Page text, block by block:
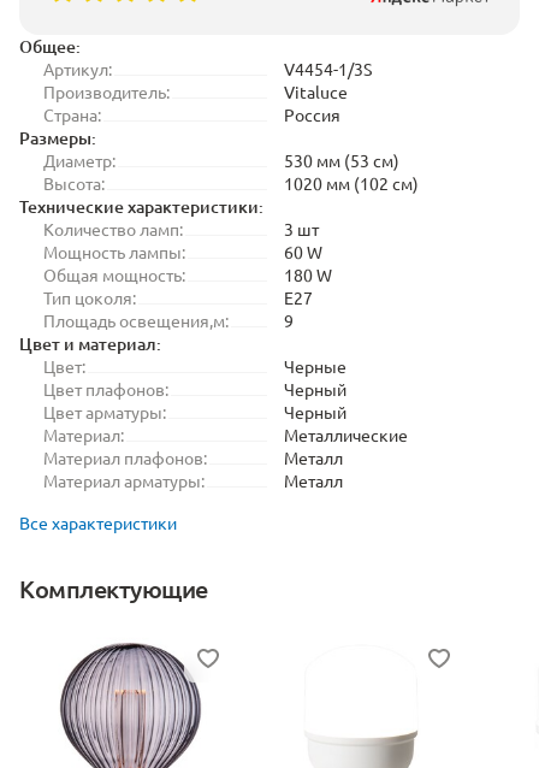
Общее:
Артикул:
V4454-1/3S
Производитель:
Vitaluce
Страна:
Россия
Размеры:
Диаметр:
530 мм (53 см)
Высота:
1020 мм (102 см)
Технические характеристики:
Количество ламп:
3 шт
Мощность лампы:
60 W
Общая мощность:
180 W
Тип цоколя:
E27
Площадь освещения,м:
9
Цвет и материал:
Цвет:
Черные
Цвет плафонов:
Черный
Цвет арматуры:
Черный
Материал:
Металлические
Материал плафонов:
Металл
Материал арматуры:
Металл
Все характеристики
Комплектующие